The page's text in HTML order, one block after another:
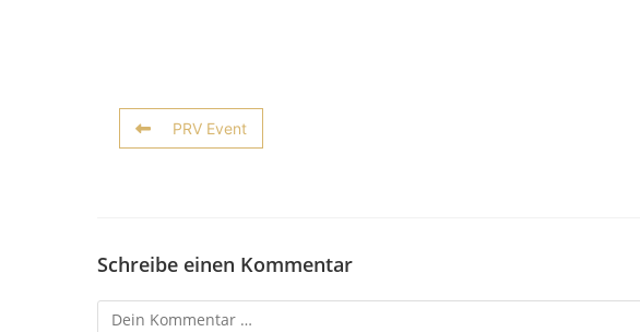
PRV Event
Schreibe einen Kommentar